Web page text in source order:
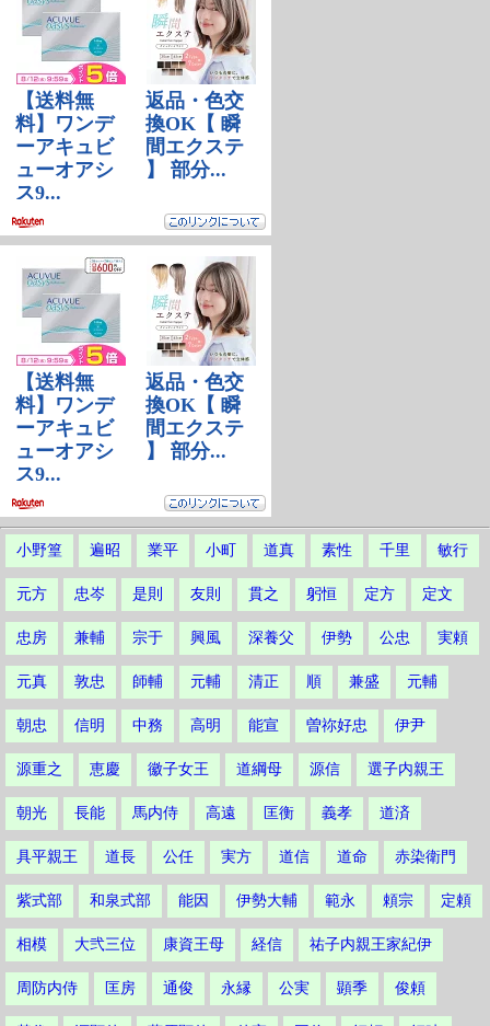
小野篁 遍昭 業平 小町 道真 素性 千里 敏行
元方 忠岑 是則 友則 貫之 躬恒 定方 定文
忠房 兼輔 宗于 興風 深養父 伊勢 公忠 実頼
元真 敦忠 師輔 元輔 清正 順 兼盛 元輔
朝忠 信明 中務 高明 能宣 曽祢好忠 伊尹
源重之 恵慶 徽子女王 道綱母 源信 選子内親王
朝光 長能 馬内侍 高遠 匡衡 義孝 道済
具平親王 道長 公任 実方 道信 道命 赤染衛門
紫式部 和泉式部 能因 伊勢大輔 範永 頼宗 定頼
相模 大弐三位 康資王母 経信 祐子内親王家紀伊
周防内侍 匡房 通俊 永縁 公実 顕季 俊頼